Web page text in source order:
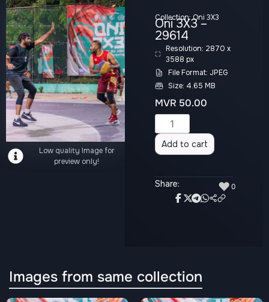
Low quality Image for
preview only!
Collection:Oni 3X3
Oni 3X3 –
29614
Resolution: 2870 x
3588 px
File Format: JPEG
Size: 4.65 MB
MVR 50.00
Add to cart
Share: ♥ 0
Images from same collection